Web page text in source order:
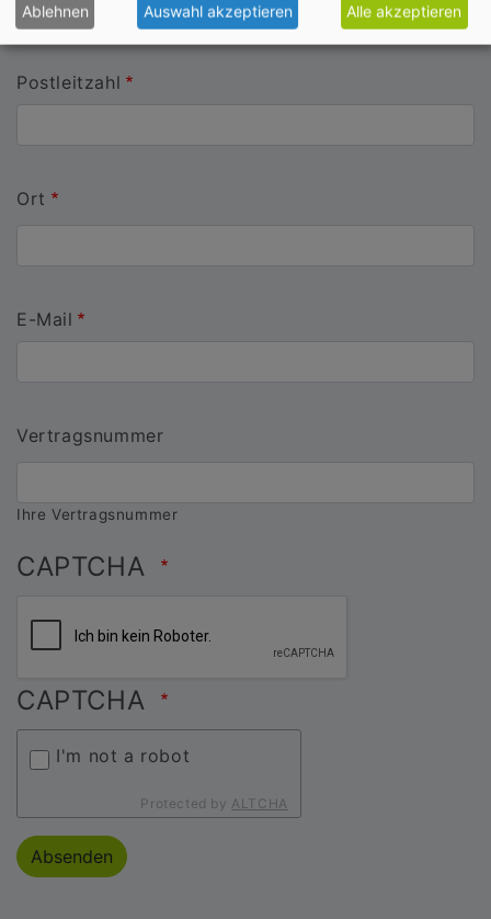
Postleitzahl
Ort
E-Mail
Vertragsnummer
Ihre Vertragsnummer
CAPTCHA
CAPTCHA
I'm not a robot
Protected by ALTCHA
Absenden
Ablehnen Auswahl akzeptieren Alle akzeptieren